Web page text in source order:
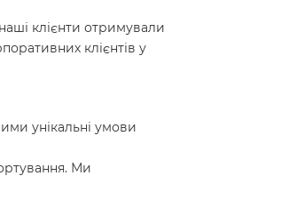
клієнти отримували
клієнтів у
унікальні умови
Ми